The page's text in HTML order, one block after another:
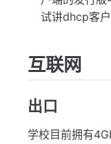
试讲dhcp客
互联网
出口
学校目前拥有